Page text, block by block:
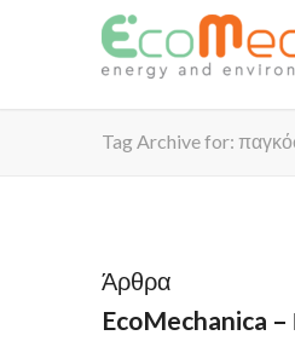
Tag Archive for:
Άρθρα
EcoMechanica